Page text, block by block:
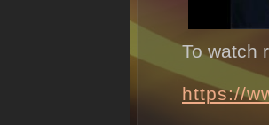
To watch
https://